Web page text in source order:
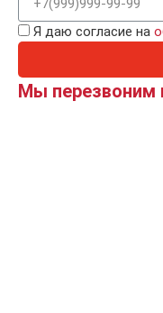
Я даю согласие на
Мы перезвоним